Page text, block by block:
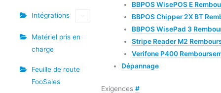
Intégrations
Matériel pris en
charge
Feuille de route
FooSales
BBPOS WisePOS E
BBPOS Chipper 2X BT
BBPOS WisePad 3
Stripe Reader M2
Verifone P400
Dépannage
Exigences #